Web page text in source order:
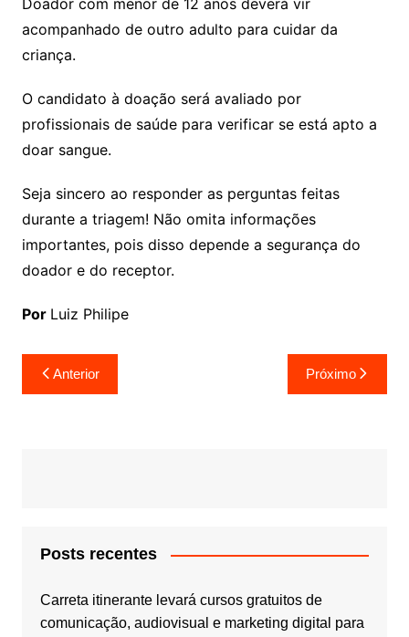
Doador com menor de 12 anos deverá vir
acompanhado de outro adulto para cuidar da
criança.
O candidato à doação será avaliado por
profissionais de saúde para verificar se está apto a
doar sangue.
Seja sincero ao responder as perguntas feitas
durante a triagem! Não omita informações
importantes, pois disso depende a segurança do
doador e do receptor.
Por Luiz Philipe
Navegação
de
Anterior Próximo
Posts recentes
Carreta itinerante levará cursos gratuitos de
comunicação, audiovisual e marketing digital para